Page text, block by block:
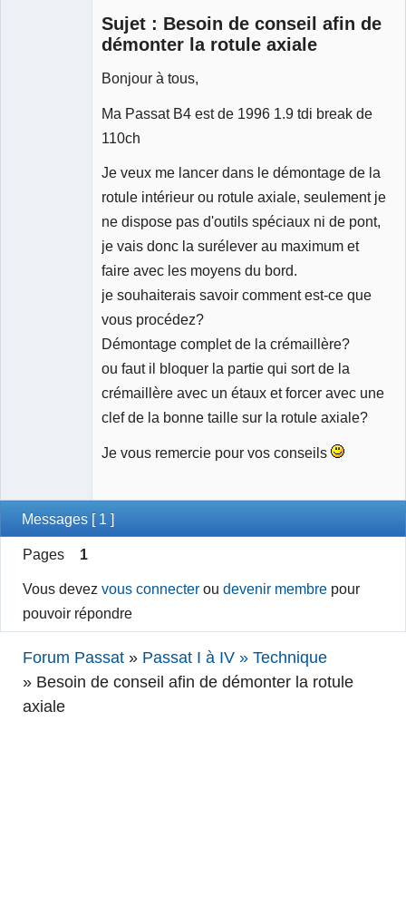
Sujet : Besoin de conseil afin de
démonter la rotule axiale
Bonjour à tous,
Ma Passat B4 est de 1996 1.9 tdi break de
110ch
Je veux me lancer dans le démontage de la
rotule intérieur ou rotule axiale, seulement je
ne dispose pas d'outils spéciaux ni de pont,
je vais donc la surélever au maximum et
faire avec les moyens du bord.
je souhaiterais savoir comment est-ce que
vous procédez?
Démontage complet de la crémaillère?
ou faut il bloquer la partie qui sort de la
crémaillère avec un étaux et forcer avec une
clef de la bonne taille sur la rotule axiale?
Je vous remercie pour vos conseils
Messages [ 1 ]
Pages 1
Vous devezvous connecter oudevenir membre pour
pouvoir répondre
Forum Passat » Passat I à IV » Technique
» Besoin de conseil afin de démonter la rotule
axiale